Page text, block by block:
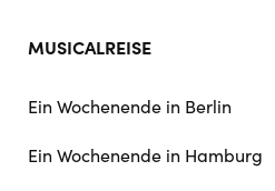
MUSICALREISE
Ein Wochenende in Berlin
Ein Wochenende in Hamburg